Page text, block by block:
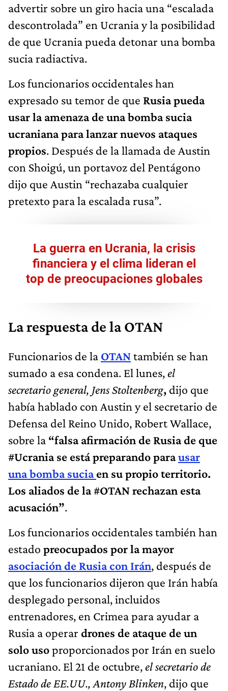
advertir sobre un giro hacia una “escalada
descontrolada” en Ucrania yla posibilidad
de que Ucrania pueda detonar una bomba
sucia radiactiva.
Los funcionarios occidentales han
expresado su temor de que Rusia pueda
usar la amenaza de una bomba sucia
ucraniana para lanzar nuevos ataques
propios. Después de la llamada de Austin
con Shoigú, un portavoz del Pentágono
dijo que Austin “rechazaba cualquier
pretexto para la escalada rusa”.
La guerra en Ucrania, la crisis
financiera y el clima lideran el
top de preocupaciones globales
La respuesta de la OTAN
Funcionarios de la OTANtambién se han
sumado a esa condena. El lunes,el
secretario general, Jens Stoltenberg, dijo que
había hablado con Austin y el secretario de
Defensa del Reino Unido, Robert Wallace,
sobre la “falsa afirmación de Rusia de que
#Ucrania se está preparando parausar
una bomba suciaen su propio territorio.
Los aliados de la #OTAN rechazan esta
acusación”.
Los funcionarios occidentales también han
estado preocupados por la mayor
asociación de Rusia con Irán, después de
que los funcionarios dijeron que Irán había
desplegado personal, incluidos
entrenadores, en Crimea para ayudar a
Rusia a operar drones de ataque de un
solo usoproporcionados por Irán en suelo
ucraniano. El 21 de octubre,el secretario de
Estado de EE.UU., Antony Blinken, dijo que